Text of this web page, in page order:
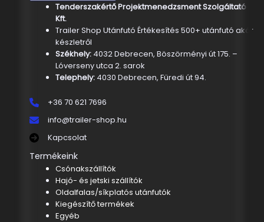
Tenderszakértő Projektmenedzsment Szolgáltató
Kft.
Trailer Shop Utánfutó Értékesítés 500+ utánfutó akár
készletről
Székhely: 4032 Debrecen, Böszörményi út 175. –
Lóverseny utca 2. sarok
Telephely:4030 Debrecen, Füredi út 94.
+36 70 621 7696
info@trailer-shop.hu
Kapcsolat
Termékeink
Csónakszállítók
Hajó- és jetski szállítók
Oldalfalas/síkplatós utánfutók
Kiegészítő termékek
Egyéb